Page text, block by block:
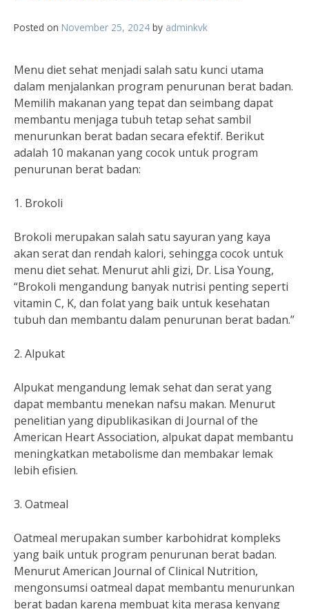
Posted on November 25, 2024 by adminkvk
Menu diet sehat menjadi salah satu kunci utama
dalam menjalankan program penurunan berat badan.
Memilih makanan yang tepat dan seimbang dapat
membantu menjaga tubuh tetap sehat sambil
menurunkan berat badan secara efektif. Berikut
adalah 10 makanan yang cocok untuk program
penurunan berat badan:
1. Brokoli
Brokoli merupakan salah satu sayuran yang kaya
akan serat dan rendah kalori, sehingga cocok untuk
menu diet sehat. Menurut ahli gizi, Dr. Lisa Young,
“Brokoli mengandung banyak nutrisi penting seperti
vitamin C, K, dan folat yang baik untuk kesehatan
tubuh dan membantu dalam penurunan berat badan.”
2. Alpukat
Alpukat mengandung lemak sehat dan serat yang
dapat membantu menekan nafsu makan. Menurut
penelitian yang dipublikasikan di Journal of the
American Heart Association, alpukat dapat membantu
meningkatkan metabolisme dan membakar lemak
lebih efisien.
3. Oatmeal
Oatmeal merupakan sumber karbohidrat kompleks
yang baik untuk program penurunan berat badan.
Menurut American Journal of Clinical Nutrition,
mengonsumsi oatmeal dapat membantu menurunkan
berat badan karena membuat kita merasa kenyang